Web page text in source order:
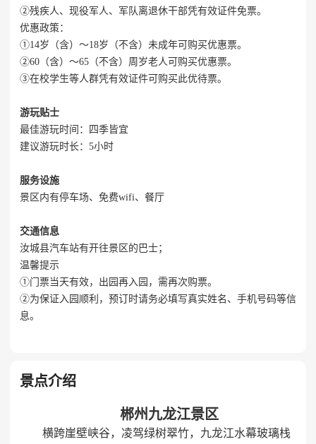
②残疾人、现役军人、军队离退休干部凭有效证件免票。
优惠政策：
①14岁（含）～18岁（不含）未成年可购买优惠票。
②60（含）～65（不含）周岁老人可购买优惠票。
③在校学生等人群凭有效证件可购买此优待票。
游玩贴士
最佳游玩时间：四季皆宜
建议游玩时长：5小时
服务设施
景区内有停车场、免费wifi、餐厅
交通信息
汝城县汽车站有开往景区的巴士；
温馨提示
①门票当天有效，出园再入园，需再次购票。
②为保证入园顺利，预订时请务必填写真实姓名、手机号码等信
息。
景点介绍
郴州九龙江景区
横跨崖壁峡谷，凌驾绿树翠竹，九龙江水幕玻璃栈